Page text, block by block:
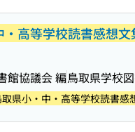
・高等学校読書感想文
館協議会 編鳥取県学校
取県小・中・高等学校読書感